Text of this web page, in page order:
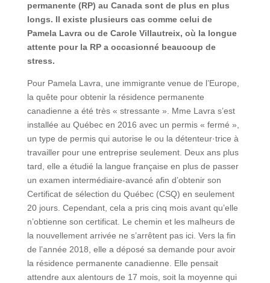
permanente (RP) au Canada sont de plus en plus
longs. Il existe plusieurs cas comme celui de
Pamela Lavra ou de Carole Villautreix, où la longue
attente pour la RP a occasionné beaucoup de
stress.
Pour Pamela Lavra, une immigrante venue de l’Europe,
la quête pour obtenir la résidence permanente
canadienne a été très « stressante ». Mme Lavra s’est
installée au Québec en 2016 avec un permis « fermé »,
un type de permis qui autorise le ou la détenteur·trice à
travailler pour une entreprise seulement. Deux ans plus
tard, elle a étudié la langue française en plus de passer
un examen intermédiaire-avancé afin d’obtenir son
Certificat de sélection du Québec (CSQ) en seulement
20 jours. Cependant, cela a pris cinq mois avant qu’elle
n’obtienne son certificat. Le chemin et les malheurs de
la nouvellement arrivée ne s’arrêtent pas ici. Vers la fin
de l’année 2018, elle a déposé sa demande pour avoir
la résidence permanente canadienne. Elle pensait
attendre aux alentours de 17 mois, soit la moyenne qui